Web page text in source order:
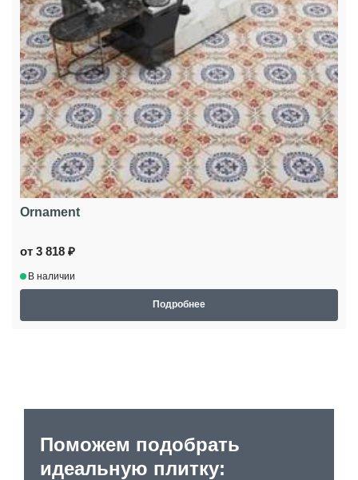
Ornament
от 3 818 ₽
В наличии
Подробнее
Поможем подобрать
идеальную плитку: